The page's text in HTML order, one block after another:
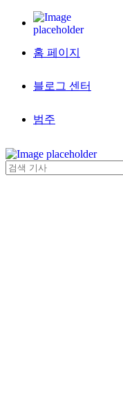
홈 페이지
블로그 센터
범주